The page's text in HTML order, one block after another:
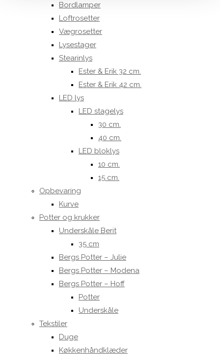
Bordlamper
Loftrosetter
Vægrosetter
Lysestager
Stearinlys
Ester & Erik 32 cm.
Ester & Erik 42 cm.
LED lys
LED stagelys
30 cm.
40 cm.
LED bloklys
10 cm.
15 cm.
Opbevaring
Kurve
Potter og krukker
Underskåle Berit
35 cm
Bergs Potter – Julie
Bergs Potter – Modena
Bergs Potter – Hoff
Potter
Underskåle
Tekstiler
Duge
Køkkenhåndklæder